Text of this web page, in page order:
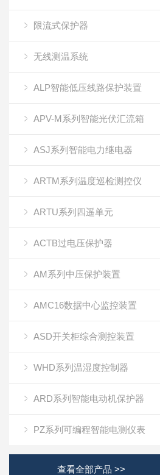
限流式保护器
无线测温系统
ALP智能低压线路保护装置
APV-M系列智能光伏汇流箱
ASJ系列智能电力继电器
ARTM系列温度巡检测控仪
ARTU系列四遥单元
ACTB过电压保护器
AM系列中压保护装置
AMC16数据中心监控装置
ASD开关柜综合测控装置
WHD系列温湿度控制器
ARD系列智能电动机保护器
PZ系列可编程智能电测仪表
查看全部产品 >>